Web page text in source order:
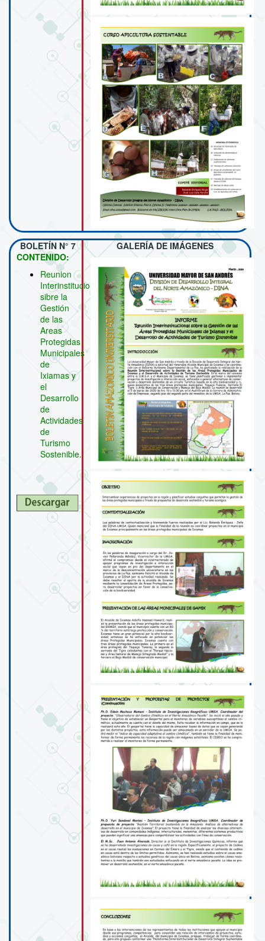
BOLETÍN N° 7
CONTENIDO:
Reunion
Interinstitucional
sibre la
Gestión
de las
Areas
Protegidas
Municipales
de
Ixiamas y
el
Desarrollo
de
Actividades
de
Turismo
Sostenible.
GALERÍA DE IMÁGENES